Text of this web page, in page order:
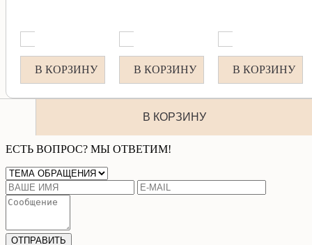
В КОРЗИНУ В КОРЗИНУ В КОРЗИНУ
В КОРЗИНУ
ЕСТЬ ВОПРОС? МЫ ОТВЕТИМ!